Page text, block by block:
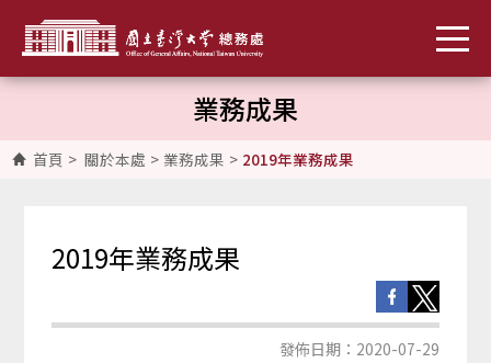
業務成果
首頁 > 關於本處 > 業務成果 > 2019年業務成果
2019年業務成果
發佈日期：2020-07-29